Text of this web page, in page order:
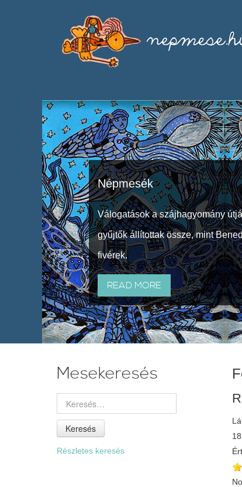
Népmesék
Válogatások a szájhagyomány
gyűjtők állítottak össze, mint
fivérek.
READ MORE
Mesekeresés
Keresés
Részletes keresés